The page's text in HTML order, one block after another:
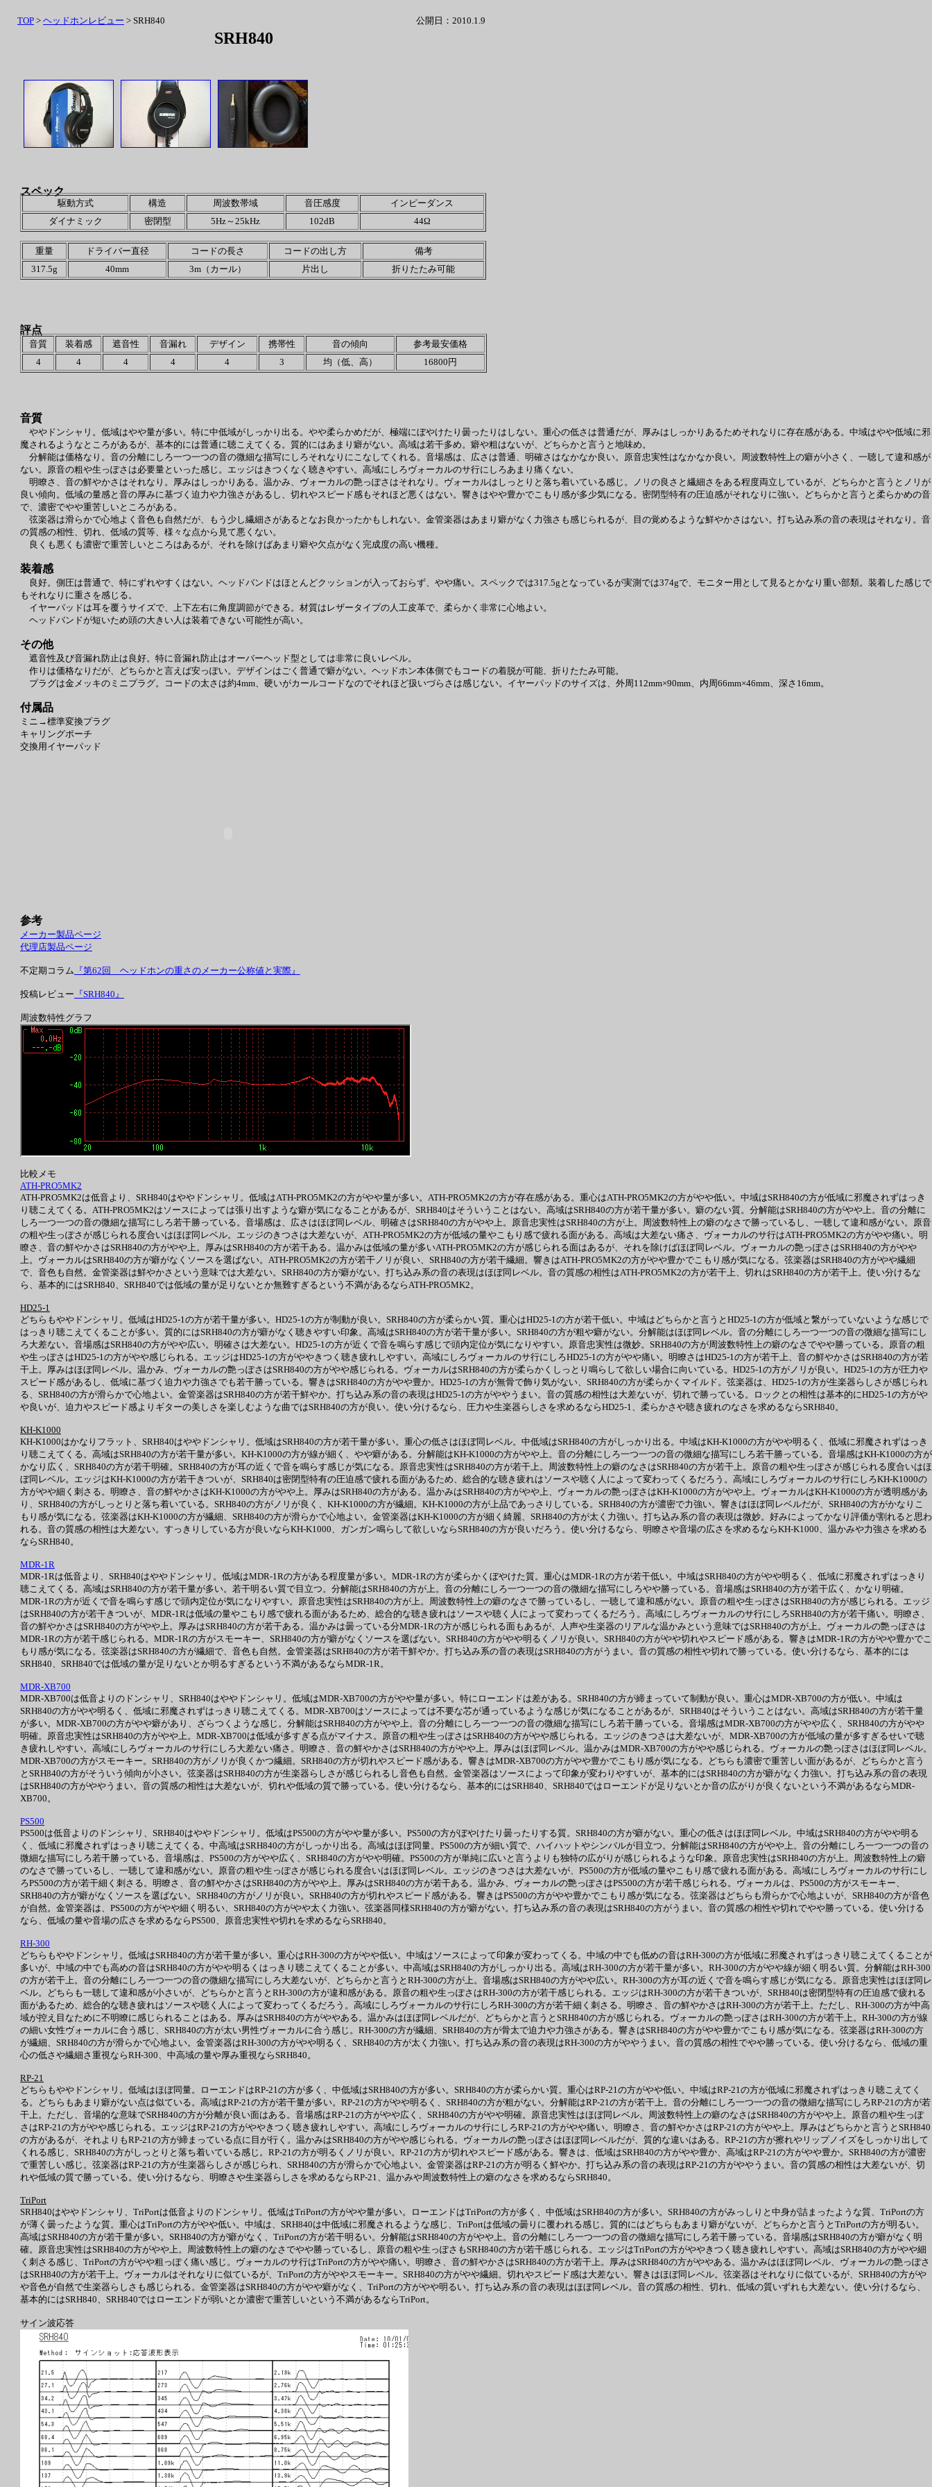
SRH840
音質
ややドンシャリ。低域はやや量が多い。特に中低域がしっかり出る。やや柔らかめだが、極端にぼやけたり曇ったりはしない。重心の低さは普通だが、厚みはしっかりあるためそれなりに存在感がある。中域はやや低域に邪
魔されるようなところがあるが、基本的には普通に聴こえてくる。質的にはあまり癖がない。高域は若干多め。癖や粗はないが、どちらかと言うと地味め。
分解能は価格なり。音の分離にしろ一つ一つの音の微細な描写にしろそれなりにこなしてくれる。音場感は、広さは普通、明確さはなかなか良い。原音忠実性はなかなか良い。周波数特性上の癖が小さく、一聴して違和感が
ない。原音の粗や生っぽさは必要量といった感じ。エッジはきつくなく聴きやすい。高域にしろヴォーカルのサ行にしろあまり痛くない。
明瞭さ、音の鮮やかさはそれなり。厚みはしっかりある。温かみ、ヴォーカルの艶っぽさはそれなり。ヴォーカルはしっとりと落ち着いている感じ。ノリの良さと繊細さをある程度両立しているが、どちらかと言うとノリが
良い傾向。低域の量感と音の厚みに基づく迫力や力強さがあるし、切れやスピード感もそれほど悪くはない。響きはやや豊かでこもり感が多少気になる。密閉型特有の圧迫感がそれなりに強い。どちらかと言うと柔らかめの音
で、濃密でやや重苦しいところがある。
弦楽器は滑らかで心地よく音色も自然だが、もう少し繊細さがあるとなお良かったかもしれない。金管楽器はあまり癖がなく力強さも感じられるが、目の覚めるような鮮やかさはない。打ち込み系の音の表現はそれなり。音
の質感の相性、切れ、低域の質等、様々な点から見て悪くない。
良くも悪くも濃密で重苦しいところはあるが、それを除けばあまり癖や欠点がなく完成度の高い機種。
装着感
良好。側圧は普通で、特にずれやすくはない。ヘッドバンドはほとんどクッションが入っておらず、やや痛い。スペックでは317.5gとなっているが実測では374gで、モニター用として見るとかなり重い部類。装着した感じで
もそれなりに重さを感じる。
イヤーパッドは耳を覆うサイズで、上下左右に角度調節ができる。材質はレザータイプの人工皮革で、柔らかく非常に心地よい。
ヘッドバンドが短いため頭の大きい人は装着できない可能性が高い。
その他
遮音性及び音漏れ防止は良好。特に音漏れ防止はオーバーヘッド型としては非常に良いレベル。
作りは価格なりだが、どちらかと言えば安っぽい。デザインはごく普通で癖がない。ヘッドホン本体側でもコードの着脱が可能、折りたたみ可能。
プラグは金メッキのミニプラグ。コードの太さは約4mm、硬いがカールコードなのでそれほど扱いづらさは感じない。イヤーパッドのサイズは、外周112mm×90mm、内周66mm×46mm、深さ16mm。
付属品
ミニ→標準変換プラグ
キャリングポーチ
交換用イヤーパッド
参考
メーカー製品ページ
代理店製品ページ
不定期コラム 『第62回 ヘッドホンの重さのメーカー公称値と実際』
投稿レビュー 『SRH840』
周波数特性グラフ
比較メモ
ATH-PRO5MK2
ATH-PRO5MK2は低音より、SRH840はややドンシャリ。低域はATH-PRO5MK2の方がやや量が多い。ATH-PRO5MK2の方が存在感がある。重心はATH-PRO5MK2の方がやや低い。中域はSRH840の方が低域に邪魔されずはっき
り聴こえてくる。ATH-PRO5MK2はソースによっては張り出すような癖が気になることがあるが、SRH840はそういうことはない。高域はSRH840の方が若干量が多い。癖のない質。分解能はSRH840の方がやや上。音の分離に
しろ一つ一つの音の微細な描写にしろ若干勝っている。音場感は、広さはほぼ同レベル、明確さはSRH840の方がやや上。原音忠実性はSRH840の方が上。周波数特性上の癖のなさで勝っているし、一聴して違和感がない。原音
の粗や生っぽさが感じられる度合いはほぼ同レベル。エッジのきつさは大差ないが、ATH-PRO5MK2の方が低域の量やこもり感で疲れる面がある。高域は大差ない痛さ、ヴォーカルのサ行はATH-PRO5MK2の方がやや痛い。明
瞭さ、音の鮮やかさはSRH840の方がやや上。厚みはSRH840の方が若干ある。温かみは低域の量が多いATH-PRO5MK2の方が感じられる面はあるが、それを除けばほぼ同レベル。ヴォーカルの艶っぽさはSRH840の方がやや
上。ヴォーカルはSRH840の方が癖がなくソースを選ばない。ATH-PRO5MK2の方が若干ノリが良い、SRH840の方が若干繊細。響きはATH-PRO5MK2の方がやや豊かでこもり感が気になる。弦楽器はSRH840の方がやや繊細
で、音色も自然。金管楽器は鮮やかさという意味では大差ない。SRH840の方が癖がない。打ち込み系の音の表現はほぼ同レベル。音の質感の相性はATH-PRO5MK2の方が若干上、切れはSRH840の方が若干上。使い分けるな
ら、基本的にはSRH840、SRH840では低域の量が足りないとか無難すぎるという不満があるならATH-PRO5MK2。
HD25-1
どちらもややドンシャリ。低域はHD25-1の方が若干量が多い。HD25-1の方が制動が良い。SRH840の方が柔らかい質。重心はHD25-1の方が若干低い。中域はどちらかと言うとHD25-1の方が低域と繋がっていないような感じで
はっきり聴こえてくることが多い。質的にはSRH840の方が癖がなく聴きやすい印象。高域はSRH840の方が若干量が多い。SRH840の方が粗や癖がない。分解能はほぼ同レベル。音の分離にしろ一つ一つの音の微細な描写にし
ろ大差ない。音場感はSRH840の方がやや広い。明確さは大差ない。HD25-1の方が近くで音を鳴らす感じで頭内定位が気になりやすい。原音忠実性は微妙。SRH840の方が周波数特性上の癖のなさでやや勝っている。原音の粗
や生っぽさはHD25-1の方がやや感じられる。エッジはHD25-1の方がややきつく聴き疲れしやすい。高域にしろヴォーカルのサ行にしろHD25-1の方がやや痛い。明瞭さはHD25-1の方が若干上、音の鮮やかさはSRH840の方が若
干上。厚みはほぼ同レベル。温かみ、ヴォーカルの艶っぽさはSRH840の方がやや感じられる。ヴォーカルはSRH840の方が柔らかくしっとり鳴らして欲しい場合に向いている。HD25-1の方がノリが良い。HD25-1の方が圧力や
スピード感があるし、低域に基づく迫力や力強さでも若干勝っている。響きはSRH840の方がやや豊か。HD25-1の方が無骨で飾り気がない、SRH840の方が柔らかくマイルド。弦楽器は、HD25-1の方が生楽器らしさが感じられ
る、SRH840の方が滑らかで心地よい。金管楽器はSRH840の方が若干鮮やか。打ち込み系の音の表現はHD25-1の方がややうまい。音の質感の相性は大差ないが、切れで勝っている。ロックとの相性は基本的にHD25-1の方がや
や良いが、迫力やスピード感よりギターの美しさを楽しむような曲ではSRH840の方が良い。使い分けるなら、圧力や生楽器らしさを求めるならHD25-1、柔らかさや聴き疲れのなさを求めるならSRH840。
KH-K1000
KH-K1000はかなりフラット、SRH840はややドンシャリ。低域はSRH840の方が若干量が多い。重心の低さはほぼ同レベル。中低域はSRH840の方がしっかり出る。中域はKH-K1000の方がやや明るく、低域に邪魔されずはっき
り聴こえてくる。高域はSRH840の方が若干量が多い。KH-K1000の方が線が細く、やや癖がある。分解能はKH-K1000の方がやや上。音の分離にしろ一つ一つの音の微細な描写にしろ若干勝っている。音場感はKH-K1000の方が
かなり広く、SRH840の方が若干明確。SRH840の方が耳の近くで音を鳴らす感じが気になる。原音忠実性はSRH840の方が若干上。周波数特性上の癖のなさはSRH840の方が若干上。原音の粗や生っぽさが感じられる度合いはほ
ぼ同レベル。エッジはKH-K1000の方が若干きついが、SRH840は密閉型特有の圧迫感で疲れる面があるため、総合的な聴き疲れはソースや聴く人によって変わってくるだろう。高域にしろヴォーカルのサ行にしろKH-K1000の
方がやや細く刺さる。明瞭さ、音の鮮やかさはKH-K1000の方がやや上。厚みはSRH840の方がある。温かみはSRH840の方がやや上、ヴォーカルの艶っぽさはKH-K1000の方がやや上。ヴォーカルはKH-K1000の方が透明感があ
り、SRH840の方がしっとりと落ち着いている。SRH840の方がノリが良く、KH-K1000の方が繊細。KH-K1000の方が上品であっさりしている。SRH840の方が濃密で力強い。響きはほぼ同レベルだが、SRH840の方がかなりこ
もり感が気になる。弦楽器はKH-K1000の方が繊細、SRH840の方が滑らかで心地よい。金管楽器はKH-K1000の方が細く綺麗、SRH840の方が太く力強い。打ち込み系の音の表現は微妙。好みによってかなり評価が割れると思わ
れる。音の質感の相性は大差ない。すっきりしている方が良いならKH-K1000、ガンガン鳴らして欲しいならSRH840の方が良いだろう。使い分けるなら、明瞭さや音場の広さを求めるならKH-K1000、温かみや力強さを求める
ならSRH840。
MDR-1R
MDR-1Rは低音より、SRH840はややドンシャリ。低域はMDR-1Rの方がある程度量が多い。MDR-1Rの方が柔らかくぼやけた質。重心はMDR-1Rの方が若干低い。中域はSRH840の方がやや明るく、低域に邪魔されずはっきり
聴こえてくる。高域はSRH840の方が若干量が多い。若干明るい質で目立つ。分解能はSRH840の方が上。音の分離にしろ一つ一つの音の微細な描写にしろやや勝っている。音場感はSRH840の方が若干広く、かなり明確。
MDR-1Rの方が近くで音を鳴らす感じで頭内定位が気になりやすい。原音忠実性はSRH840の方が上。周波数特性上の癖のなさで勝っているし、一聴して違和感がない。原音の粗や生っぽさはSRH840の方が感じられる。エッジ
はSRH840の方が若干きついが、MDR-1Rは低域の量やこもり感で疲れる面があるため、総合的な聴き疲れはソースや聴く人によって変わってくるだろう。高域にしろヴォーカルのサ行にしろSRH840の方が若干痛い。明瞭さ、
音の鮮やかさはSRH840の方がやや上。厚みはSRH840の方が若干ある。温かみは曇っている分MDR-1Rの方が感じられる面もあるが、人声や生楽器のリアルな温かみという意味ではSRH840の方が上。ヴォーカルの艶っぽさは
MDR-1Rの方が若干感じられる。MDR-1Rの方がスモーキー、SRH840の方が癖がなくソースを選ばない。SRH840の方がやや明るくノリが良い。SRH840の方がやや切れやスピード感がある。響きはMDR-1Rの方がやや豊かでこ
もり感が気になる。弦楽器はSRH840の方が繊細で、音色も自然。金管楽器はSRH840の方が若干鮮やか。打ち込み系の音の表現はSRH840の方がうまい。音の質感の相性や切れで勝っている。使い分けるなら、基本的には
SRH840、SRH840では低域の量が足りないとか明るすぎるという不満があるならMDR-1R。
MDR-XB700
MDR-XB700は低音よりのドンシャリ、SRH840はややドンシャリ。低域はMDR-XB700の方がやや量が多い。特にローエンドは差がある。SRH840の方が締まっていて制動が良い。重心はMDR-XB700の方が低い。中域は
SRH840の方がやや明るく、低域に邪魔されずはっきり聴こえてくる。MDR-XB700はソースによっては不要な芯が通っているような感じが気になることがあるが、SRH840はそういうことはない。高域はSRH840の方が若干量
が多い。MDR-XB700の方がやや癖があり、ざらつくような感じ。分解能はSRH840の方がやや上。音の分離にしろ一つ一つの音の微細な描写にしろ若干勝っている。音場感はMDR-XB700の方がやや広く、SRH840の方がやや
明確。原音忠実性はSRH840の方がやや上。MDR-XB700は低域が多すぎる点がマイナス。原音の粗や生っぽさはSRH840の方がやや感じられる。エッジのきつさは大差ないが、MDR-XB700の方が低域の量が多すぎるせいで聴
き疲れしやすい。高域にしろヴォーカルのサ行にしろ大差ない痛さ。明瞭さ、音の鮮やかさはSRH840の方がやや上。厚みはほぼ同レベル。温かみはMDR-XB700の方がやや感じられる。ヴォーカルの艶っぽさはほぼ同レベル。
MDR-XB700の方がスモーキー。SRH840の方がノリが良くかつ繊細。SRH840の方が切れやスピード感がある。響きはMDR-XB700の方がやや豊かでこもり感が気になる。どちらも濃密で重苦しい面があるが、どちらかと言う
とSRH840の方がそういう傾向が小さい。弦楽器はSRH840の方が生楽器らしさが感じられるし音色も自然。金管楽器はソースによって印象が変わりやすいが、基本的にはSRH840の方が癖がなく力強い。打ち込み系の音の表現
はSRH840の方がややうまい。音の質感の相性は大差ないが、切れや低域の質で勝っている。使い分けるなら、基本的にはSRH840、SRH840ではローエンドが足りないとか音の広がりが良くないという不満があるならMDR-
XB700。
PS500
PS500は低音よりのドンシャリ、SRH840はややドンシャリ。低域はPS500の方がやや量が多い。PS500の方がぼやけたり曇ったりする質。SRH840の方が癖がない。重心の低さはほぼ同レベル。中域はSRH840の方がやや明る
く、低域に邪魔されずはっきり聴こえてくる。中高域はSRH840の方がしっかり出る。高域はほぼ同量。PS500の方が細い質で、ハイハットやシンバルが目立つ。分解能はSRH840の方がやや上。音の分離にしろ一つ一つの音の
微細な描写にしろ若干勝っている。音場感は、PS500の方がやや広く、SRH840の方がやや明確。PS500の方が単純に広いと言うよりも独特の広がりが感じられるような印象。原音忠実性はSRH840の方が上。周波数特性上の癖
のなさで勝っているし、一聴して違和感がない。原音の粗や生っぽさが感じられる度合いはほぼ同レベル。エッジのきつさは大差ないが、PS500の方が低域の量やこもり感で疲れる面がある。高域にしろヴォーカルのサ行にし
ろPS500の方が若干細く刺さる。明瞭さ、音の鮮やかさはSRH840の方がやや上。厚みはSRH840の方が若干ある。温かみ、ヴォーカルの艶っぽさはPS500の方が若干感じられる。ヴォーカルは、PS500の方がスモーキー、
SRH840の方が癖がなくソースを選ばない。SRH840の方がノリが良い。SRH840の方が切れやスピード感がある。響きはPS500の方がやや豊かでこもり感が気になる。弦楽器はどちらも滑らかで心地よいが、SRH840の方が音色
が自然。金管楽器は、PS500の方がやや細く明るい、SRH840の方がやや太く力強い。弦楽器同様SRH840の方が癖がない。打ち込み系の音の表現はSRH840の方がうまい。音の質感の相性や切れでやや勝っている。使い分ける
なら、低域の量や音場の広さを求めるならPS500、原音忠実性や切れを求めるならSRH840。
RH-300
どちらもややドンシャリ。低域はSRH840の方が若干量が多い。重心はRH-300の方がやや低い。中域はソースによって印象が変わってくる。中域の中でも低めの音はRH-300の方が低域に邪魔されずはっきり聴こえてくることが
多いが、中域の中でも高めの音はSRH840の方がやや明るくはっきり聴こえてくることが多い。中高域はSRH840の方がしっかり出る。高域はRH-300の方が若干量が多い。RH-300の方がやや線が細く明るい質。分解能はRH-300
の方が若干上。音の分離にしろ一つ一つの音の微細な描写にしろ大差ないが、どちらかと言うとRH-300の方が上。音場感はSRH840の方がやや広い。RH-300の方が耳の近くで音を鳴らす感じが気になる。原音忠実性はほぼ同レ
ベル。どちらも一聴して違和感が小さいが、どちらかと言うとRH-300の方が違和感がある。原音の粗や生っぽさはRH-300の方が若干感じられる。エッジはRH-300の方が若干きついが、SRH840は密閉型特有の圧迫感で疲れる
面があるため、総合的な聴き疲れはソースや聴く人によって変わってくるだろう。高域にしろヴォーカルのサ行にしろRH-300の方が若干細く刺さる。明瞭さ、音の鮮やかさはRH-300の方が若干上。ただし、RH-300の方が中高
域が控え目なために不明瞭に感じられることはある。厚みはSRH840の方がややある。温かみはほぼ同レベルだが、どちらかと言うとSRH840の方が感じられる。ヴォーカルの艶っぽさはRH-300の方が若干上。RH-300の方が線
の細い女性ヴォーカルに合う感じ、SRH840の方が太い男性ヴォーカルに合う感じ。RH-300の方が繊細、SRH840の方が骨太で迫力や力強さがある。響きはSRH840の方がやや豊かでこもり感が気になる。弦楽器はRH-300の方
が繊細、SRH840の方が滑らかで心地よい。金管楽器はRH-300の方がやや明るく、SRH840の方が太く力強い。打ち込み系の音の表現はRH-300の方がややうまい。音の質感の相性でやや勝っている。使い分けるなら、低域の重
心の低さや繊細さ重視ならRH-300、中高域の量や厚み重視ならSRH840。
RP-21
どちらもややドンシャリ。低域はほぼ同量。ローエンドはRP-21の方が多く、中低域はSRH840の方が多い。SRH840の方が柔らかい質。重心はRP-21の方がやや低い。中域はRP-21の方が低域に邪魔されずはっきり聴こえてく
る。どちらもあまり癖がない点は似ている。高域はRP-21の方が若干量が多い。RP-21の方がやや明るく、SRH840の方が粗がない。分解能はRP-21の方が若干上。音の分離にしろ一つ一つの音の微細な描写にしろRP-21の方が若
干上。ただし、音場的な意味でSRH840の方が分離が良い面はある。音場感はRP-21の方がやや広く、SRH840の方がやや明確。原音忠実性はほぼ同レベル。周波数特性上の癖のなさはSRH840の方がやや上。原音の粗や生っぽ
さはRP-21の方がやや感じられる。エッジはRP-21の方がややきつく聴き疲れしやすい。高域にしろヴォーカルのサ行にしろRP-21の方がやや痛い。明瞭さ、音の鮮やかさはRP-21の方がやや上。厚みはどちらかと言うとSRH840
の方があるが、それよりもRP-21の方が締まっている点に目が行く。温かみはSRH840の方がやや感じられる。ヴォーカルの艶っぽさはほぼ同レベルだが、質的な違いはある。RP-21の方が擦れやリップノイズをしっかり出して
くれる感じ、SRH840の方がしっとりと落ち着いている感じ。RP-21の方が明るくノリが良い。RP-21の方が切れやスピード感がある。響きは、低域はSRH840の方がやや豊か、高域はRP-21の方がやや豊か。SRH840の方が濃密
で重苦しい感じ。弦楽器はRP-21の方が生楽器らしさが感じられ、SRH840の方が滑らかで心地よい。金管楽器はRP-21の方が明るく鮮やか。打ち込み系の音の表現はRP-21の方がややうまい。音の質感の相性は大差ないが、切
れや低域の質で勝っている。使い分けるなら、明瞭さや生楽器らしさを求めるならRP-21、温かみや周波数特性上の癖のなさを求めるならSRH840。
TriPort
SRH840はややドンシャリ、TriPortは低音よりのドンシャリ。低域はTriPortの方がやや量が多い。ローエンドはTriPortの方が多く、中低域はSRH840の方が多い。SRH840の方がみっしりと中身が詰まったような質、TriPortの方
が薄く曇ったような質。重心はTriPortの方がやや低い。中域は、SRH840は中低域に邪魔されるような感じ、TriPortは低域の曇りに覆われる感じ。質的にはどちらもあまり癖がないが、どちらかと言うとTriPortの方が明るい。
高域はSRH840の方が若干量が多い。SRH840の方が癖がなく、TriPortの方が若干明るい。分解能はSRH840の方がやや上。音の分離にしろ一つ一つの音の微細な描写にしろ若干勝っている。音場感はSRH840の方が癖がなく明
確。原音忠実性はSRH840の方がやや上。周波数特性上の癖のなさでやや勝っているし、原音の粗や生っぽさもSRH840の方が若干感じられる。エッジはTriPortの方がややきつく聴き疲れしやすい。高域はSRH840の方がやや細
く刺さる感じ、TriPortの方がやや粗っぽく痛い感じ。ヴォーカルのサ行はTriPortの方がやや痛い。明瞭さ、音の鮮やかさはSRH840の方が若干上。厚みはSRH840の方がややある。温かみはほぼ同レベル、ヴォーカルの艶っぽさ
はSRH840の方が若干上。ヴォーカルはそれなりに似ているが、TriPortの方がややスモーキー。SRH840の方がやや繊細。切れやスピード感は大差ない。響きはほぼ同レベル。弦楽器はそれなりに似ているが、SRH840の方がや
や音色が自然で生楽器らしさも感じられる。金管楽器はSRH840の方がやや癖がなく、TriPortの方がやや明るい。打ち込み系の音の表現はほぼ同レベル。音の質感の相性、切れ、低域の質いずれも大差ない。使い分けるなら、
基本的にはSRH840、SRH840ではローエンドが弱いとか濃密で重苦しいという不満があるならTriPort。
サイン波応答
スペック
駆動方式 構造 周波数帯域 音圧感度
インピーダンス
ダイナミック
密閉型 5Hz～25kHz 102dB 44Ω
重量 ドライバー直径 コードの長さ コードの出し方
備考
317.5g
40mm 3m（カール） 片出し 折りたたみ可能
評点
音質 装着感 遮音性 音漏れ デザイン 携帯性 音の傾向
参考最安価格
4
4 4 4 4 3 均（低、高） 16800円
TOP > ヘッドホンレビュー > SRH840 公開日：2010.1.9